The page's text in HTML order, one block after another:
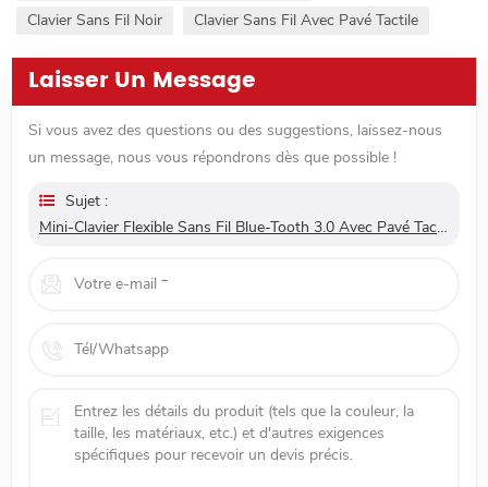
Clavier Sans Fil Noir
Clavier Sans Fil Avec Pavé Tactile
Laisser Un Message
Si vous avez des questions ou des suggestions, laissez-nous
un message, nous vous répondrons dès que possible !
Sujet :
Mini-Clavier Flexible Sans Fil Blue-Tooth 3.0 Avec Pavé Tactile